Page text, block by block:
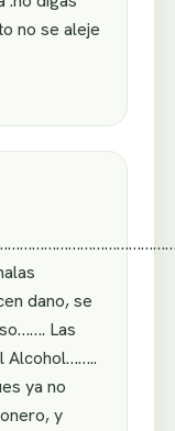
no se aleje
dano, se
Las
Alcohol……..
ya no
y